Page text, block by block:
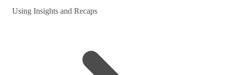
Using Insights and Recaps